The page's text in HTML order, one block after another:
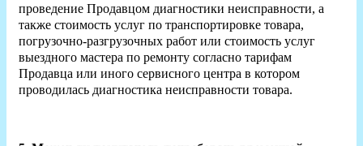
проведение Продавцом диагностики неисправности, а
также стоимость услуг по транспортировке товара,
погрузочно-разгрузочных работ или стоимость услуг
выездного мастера по ремонту согласно тарифам
Продавца или иного сервисного центра в котором
проводилась диагностика неисправности товара.